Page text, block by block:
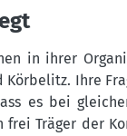
in ihrer
Ihre
es bei
Träger der